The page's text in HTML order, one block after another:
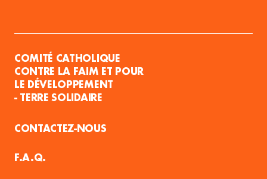
COMITÉ CATHOLIQUE
CONTRE LA FAIM ET POUR
LE DÉVELOPPEMENT
- TERRE SOLIDAIRE
CONTACTEZ-NOUS
F.A.Q.